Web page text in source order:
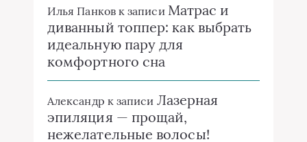
Илья Панковк записи Матрас и
диванный топпер: как выбрать
идеальную пару для
комфортного сна
Александр к записи Лазерная
эпиляция — прощай,
нежелательные волосы!